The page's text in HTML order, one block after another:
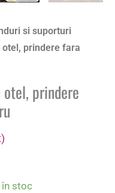
si suporturi
prindere fara
prindere
în stoc